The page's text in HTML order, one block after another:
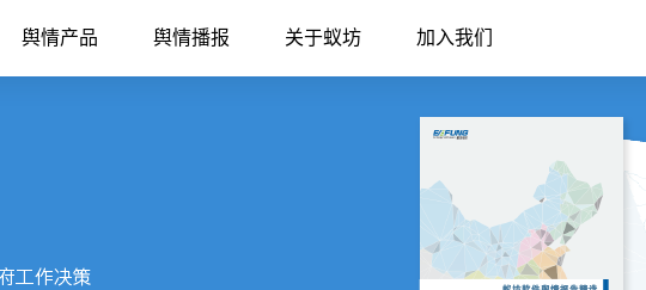
舆情产品 舆情播报 关于蚁坊 加入我们